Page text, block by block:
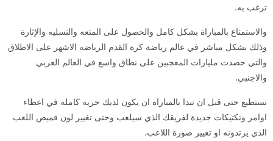
ترغب به.
والاستمتاع بالمباراة بشكل كامل والحصول على المتعه والتسليه والإثارة
وذلك بشكل مباشر في عالم رياضة كرة القدم الرياضه الاشهر على الاطلاق
والتي حصدت مليارات المعجبين على نطاق واسع في العالم العربي
والاجنبي.
تستطيع حتى قبل ان تبدا بالمباراة ان يكون لديك حريه كامله في اعطاء
اوامر وتكتيكات جديدة لفريقك الذي سيلعب وحتى تغيير لون قميص اللعب
الذي يرتدونه او تغيير صورة اللاعب.